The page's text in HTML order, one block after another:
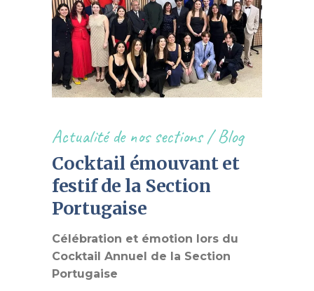
Actualité de nos sections/Blog
Cocktail émouvant et
festif de la Section
Portugaise
Célébration et émotion lors du
Cocktail Annuel de la Section
Portugaise